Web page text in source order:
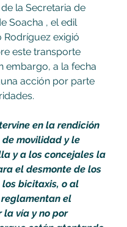
la Secretaria de
Soacha , el edil
Rodríguez exigió
este transporte
embargo, a la fecha
acción por parte
movilidad y le
y a los concejales la
el desmonte de los
los bicitaxis, o al
el
la vía y no por